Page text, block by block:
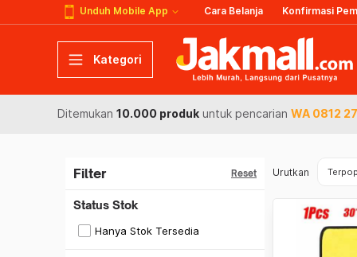
Unduh Mobile App Cara Belanja Konfirmasi
Kategori
Ditemukan 10.000 produk untuk pencarian WA 0812
Filter Reset
Status Stok
Hanya Stok Tersedia
Urutkan